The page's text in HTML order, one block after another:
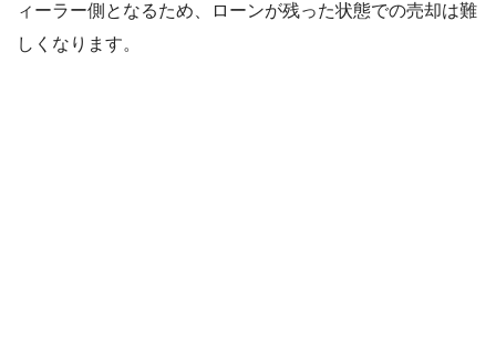
ィーラー側となるため、ローンが残った状態での売却は難
しくなります。